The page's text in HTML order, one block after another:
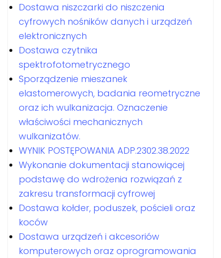
Dostawa niszczarki do niszczenia
cyfrowych nośników danych i urządzeń
elektronicznych
Dostawa czytnika
spektrofotometrycznego
Sporządzenie mieszanek
elastomerowych, badania reometryczne
oraz ich wulkanizacja. Oznaczenie
właściwości mechanicznych
wulkanizatów.
WYNIK POSTĘPOWANIA ADP.2302.38.2022
Wykonanie dokumentacji stanowiącej
podstawę do wdrożenia rozwiązań z
zakresu transformacji cyfrowej
Dostawa kołder, poduszek, pościeli oraz
koców
Dostawa urządzeń i akcesoriów
komputerowych oraz oprogramowania